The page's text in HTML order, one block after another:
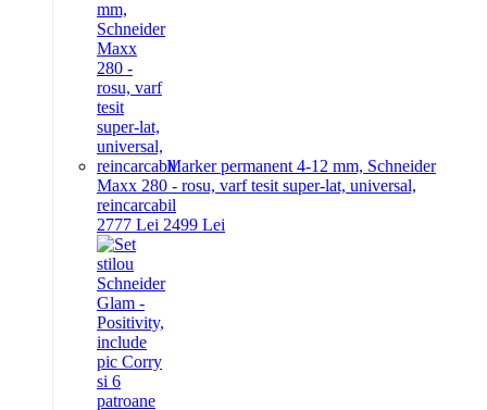
Marker permanent 4-12 mm, Schneider
Maxx 280 - rosu, varf tesit super-lat, universal,
reincarcabil
2777 Lei 2499 Lei